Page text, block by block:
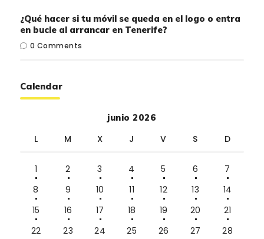
¿Qué hacer si tu móvil se queda en el logo o entra
en bucle al arrancar en Tenerife?
0 Comments
Calendar
junio 2026
L M X J V S D
1 2 3 4 5 6
7
8
9 10 11 12 13
14
15
16 17 18 19 20
21
22
23 24 25 26 27
28